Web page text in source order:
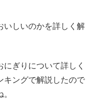
いしいのかを詳しく解
ぎりについて詳しく
キングで解説したので